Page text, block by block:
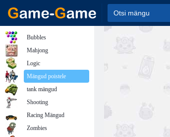
Bubbles
Mahjong
Logic
Mängud poistele
tank mängud
Shooting
Racing Mängud
Zombies